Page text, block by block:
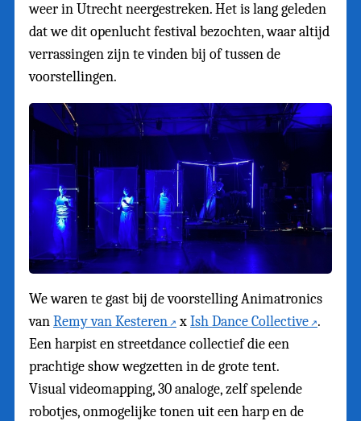
weer in Utrecht neergestreken. Het is lang geleden
dat we dit openlucht festival bezochten, waar altijd
verrassingen zijn te vinden bij of tussen de
voorstellingen.
We waren te gast bij de voorstelling Animatronics
vanRemy van Kesteren xIsh Dance Collective .
Een harpist en streetdance collectief die een
prachtige show wegzetten in de grote tent.
Visual videomapping, 30 analoge, zelf spelende
robotjes, onmogelijke tonen uit een harp en de